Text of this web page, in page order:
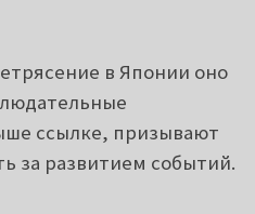
в Японии оно
ссылке, призывают
за развитием событий.